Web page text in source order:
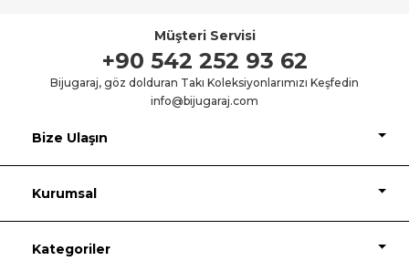
Müşteri Servisi
+90 542 252 93 62
Bijugaraj, göz dolduran Takı Koleksiyonlarımızı Keşfedin
info@bijugaraj.com
Bize Ulaşın
Kurumsal
Kategoriler